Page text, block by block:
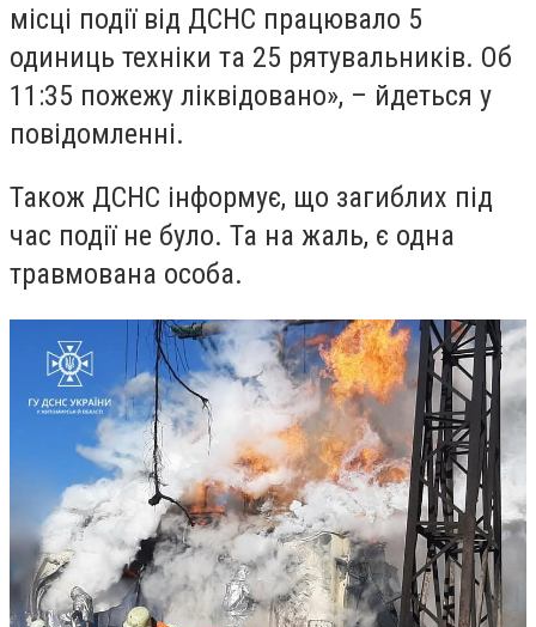
місці події від ДСНС працювало 5
одиниць техніки та 25 рятувальників. Об
11:35 пожежу ліквідовано», – йдеться у
повідомленні.
Також ДСНС інформує, що загиблих під
час події не було. Та на жаль, є одна
травмована особа.